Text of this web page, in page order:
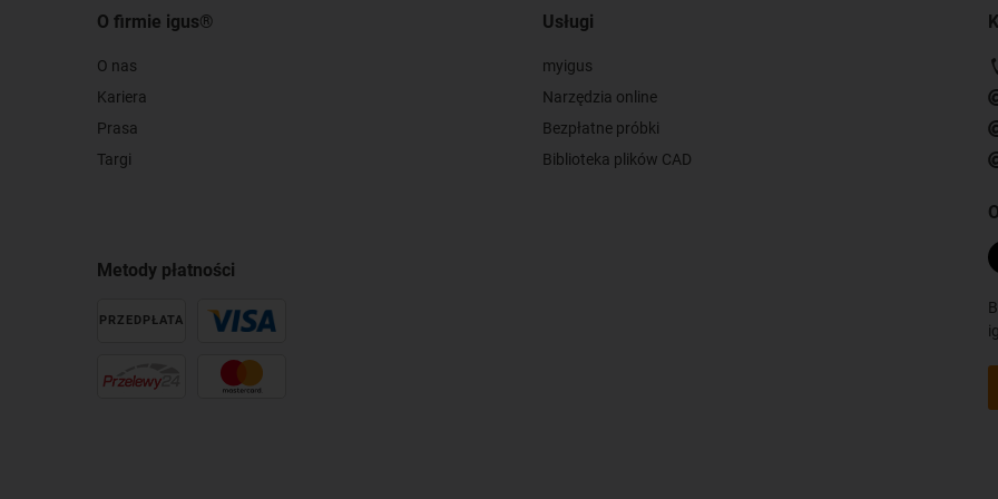
O firmie igus®
O nas
Kariera
Prasa
Targi
Usługi
myigus
Narzędzia online
Bezpłatne próbki
Biblioteka plików CAD
Metody płatności
PRZEDPŁATA